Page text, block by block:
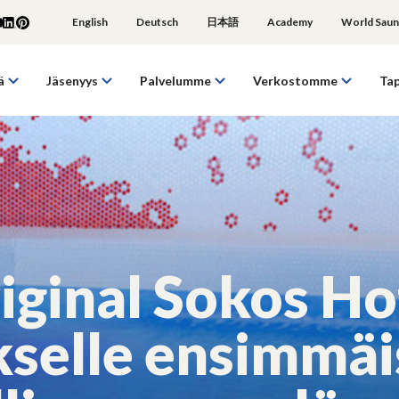
English Deutsch 日本語 Academy World
Jäsenyys Palvelumme Verkostomme
Sokos